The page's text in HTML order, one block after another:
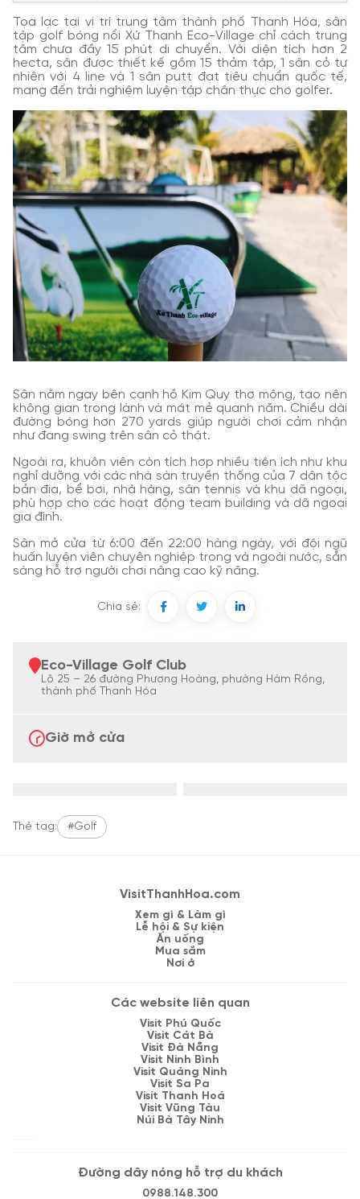
Tọa lạc tại vị trí trung tâm thành phố Thanh Hóa, sân
tập golf bóng nổi Xứ Thanh Eco-Village chỉ cách trung
tâm chưa đầy 15 phút di chuyển. Với diện tích hơn 2
hecta, sân được thiết kế gồm 15 thảm tập, 1 sân cỏ tự
nhiên với 4 line và 1 sân putt đạt tiêu chuẩn quốc tế,
mang đến trải nghiệm luyện tập chân thực cho golfer.
Sân nằm ngay bên cạnh hồ Kim Quy thơ mộng, tạo nên
không gian trong lành và mát mẻ quanh năm. Chiều dài
đường bóng hơn 270 yards giúp người chơi cảm nhận
như đang swing trên sân cỏ thật.
Ngoài ra, khuôn viên còn tích hợp nhiều tiện ích như khu
nghỉ dưỡng với các nhà sàn truyền thống của 7 dân tộc
bản địa, bể bơi, nhà hàng, sân tennis và khu dã ngoại,
phù hợp cho các hoạt động team building và dã ngoại
gia đình.
Sân mở cửa từ 6:00 đến 22:00 hàng ngày, với đội ngũ
huấn luyện viên chuyên nghiệp trong và ngoài nước, sẵn
sàng hỗ trợ người chơi nâng cao kỹ năng.
Chia sẻ:
Eco-Village Golf Club
Lô 25 – 26 đường Phượng Hoàng, phường Hàm Rồng,
thành phố Thanh Hóa
Giờ mở cửa
Thẻ tag: #Golf
VisitThanhHoa.com
Xem gì & Làm gì
Lễ hội & Sự kiện
Ăn uống
Mua sắm
Nơi ở
Các website liên quan
Visit Phú Quốc
Visit Cát Bà
Visit Đà Nẵng
Visit Ninh Bình
Visit Quảng Ninh
Visit Sa Pa
Visit Thanh Hoá
Visit Vũng Tàu
Núi Bà Tây Ninh
Đường dây nóng hỗ trợ du khách
0988.148.300